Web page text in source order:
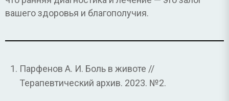
вашего здоровья и благополучия.
Парфенов А. И. Боль в животе //
Терапевтический архив. 2023. №2.